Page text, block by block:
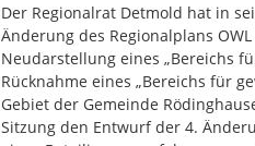
Der Regionalrat Detmold hat in
Änderung des Regionalplans
Neudarstellung eines „Bereichs
Rücknahme eines „Bereichs für
Gebiet der Gemeinde
Sitzung den Entwurf der 4.